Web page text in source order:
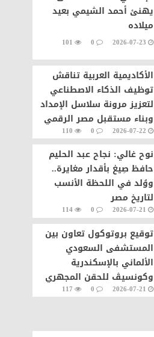
يهنئ أحمد الشيمي بعيد
ميلاده
2026-07-23
0
101
الأكاديمية العربية تناقش
توظيف الذكاء الاصطناعي
لتعزيز مرونة سلاسل الإمداد
وبناء مستقبل مصر الرقمي ‏
2026-07-22
0
110
نوح غالي: نجاح عبد الحليم
حافظ صِيغ بأقدار مغايرة..
ووُلد في اللحظة الأنسب
لتاريخ مصر
2026-07-21
0
114
توقيع بروتوكول تعاون بين
المستشفى السعودي
الألماني بالإسكندرية
‏وكونسيڤ للحقن المجهري
2026-07-21
0
117